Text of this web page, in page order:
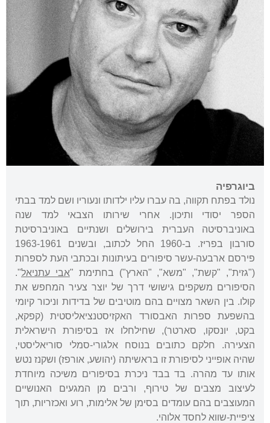
ביוגרפיה
נולד בפתח תקווה, בה עברו עליו ילדותו ונעוריו ושם למד בבתי
הספר יסודי ותיכון. אחרי שירותו הצבאי למד שנה
באוניברסיטה העברית בירושלים ושנתיים באוניברסיטת
סורבון בפריז. ב-1960 החל לכתוב, ובשנים 1963-1961
פירסם ארבעה-עשר סיפורים בעיתונות ובכתבי העת לספרות
("גזית", "קשת", "משא", "הארץ") בחתימת "אבי עתניאל".
הסיפורים משקפים גישושי דרך של יוצר צעיר המחפש את
קולו. בין השאר מצויים בהם מוטיבים של בדידות וניכור קיומי
בהשפעת ספרות האבסורד האקזיסטנציאליסטית (קפקא,
בקט, יונסקו, סארטר), שחילחלו אז בסיפורת הישראלית
הצעירה. חלקם כתובים בנוסח אלגורי-סמלי סוריאליסטי,
שהיה אופייני לסיפורת זו בראשיתה (יהושע, אורפז) ושקנז נטש
אותו עד מהרה. בד בבד ניכרת בסיפורים משיכה מיוחדת
לעיצוב מצבים של טירוף, ורבים מן המגעים האנושיים
המעוצבים בהם עומדים בסימן של אלימות, רוע ואכזריות, תוך
ציפיית-שווא לחסד אלוהי.